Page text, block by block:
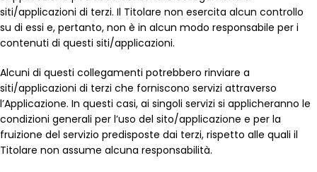
siti/applicazioni di terzi. Il Titolare non esercita alcun controllo
su di essi e, pertanto, non è in alcun modo responsabile per i
contenuti di questi siti/applicazioni.
Alcuni di questi collegamenti potrebbero rinviare a
siti/applicazioni di terzi che forniscono servizi attraverso
l’Applicazione. In questi casi, ai singoli servizi si applicheranno le
condizioni generali per l’uso del sito/applicazione e per la
fruizione del servizio predisposte dai terzi, rispetto alle quali il
Titolare non assume alcuna responsabilità.